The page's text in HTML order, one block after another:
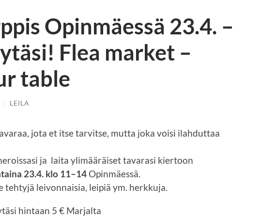
Opinmäessä 23.4. –
Flea market –
table
/ LEILA
jota et itse tarvitse, mutta joka voisi ilahduttaa
ja laita ylimääräiset tavarasi kiertoon
23.4. klo 11–14 Opinmäessä.
tehtyjä leivonnaisia, leipiä ym. herkkuja.
hintaan 5 € Marjalta